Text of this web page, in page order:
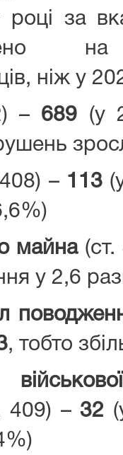
році за
ніж у
– 689 (у
– 113
майна(ст.
у 2,6
, тобто
409) – 32